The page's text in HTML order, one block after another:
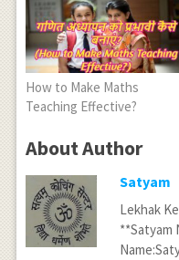
How to Make Maths
Teaching Effective?
About Author
Satyam
Lekhak
**Satyam